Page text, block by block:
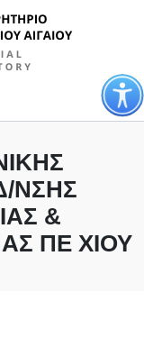
ΝΣΗΣ
&
ΠΕ ΧΊΟΥ